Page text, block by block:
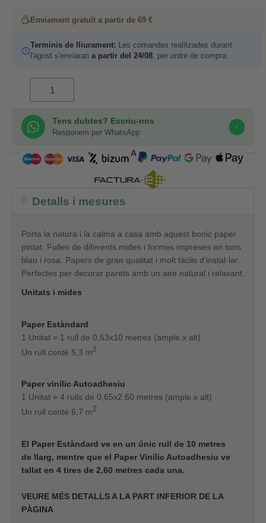
Enviament gratuït a partir de 69 €
Terminis de lliurament: Les comandes realitzades durant
l'agost s'enviaran a partir del 24/08, per ordre de compra.
Tens dubtes? Escriu-nos
Responem per WhatsApp
✓
COMPRA SEGURA
Detalls i mesures
Porta la natura i la calma a casa amb aquest bonic paper
pintat. Fulles de diferents mides i formes impreses en tons
blau i rosa. Papers de gran qualitat i molt fàcils d'instal·lar.
Perfectes per decorar parets amb un aire natural i relaxant.
Unitats i mides
Paper Estàndard
1 Unitat = 1 rull de 0,53x10 metres (ample x alt)
Un rull conté 5,3 m2
Paper vinílic Autoadhesiu
1 Unitat = 4 rulls de 0,65x2,60 metres (ample x alt)
Un rull conté 6,7 m2
El Paper Estàndard ve en un únic rull de 10 metres
de llarg, mentre que el Paper Vinílic Autoadhesiu ve
tallat en 4 tires de 2,60 metres cada una.
VEURE MÉS DETALLS A LA PART INFERIOR DE LA
PÀGINA